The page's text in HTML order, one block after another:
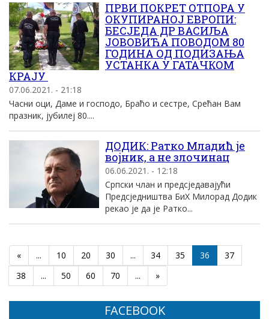
ПРВИ ПОКРЕТ ОТПОРА У
ОКУПИРАНОЈ ЕВРОПИ:
БЕСЈЕДА ДР ВАСИЉА
ЈОВОВИЋА ПОВОДОМ 80
ГОДИНА ОД ПОДИЗАЊА
УСТАНКА У ГАТАЧКОМ
КРАЈУ
07.06.2021. - 21:18
Часни оци, Даме и господо, Браћо и сестре, Срећан Вам
празник, јубилеј 80....
ДОДИК: Ратко Младић је
војник, а не злочинац
06.06.2021. - 12:18
Српски члан и предсједавајући
Предсједништва БиХ Милорад Додик
рекао је да је Ратко...
« ... 10 20 30 ... 34 35 36
37
38
... 50 60 70 ... »
FACEBOOK